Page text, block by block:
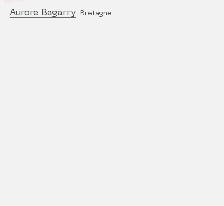
Aurore Bagarry Bretagne